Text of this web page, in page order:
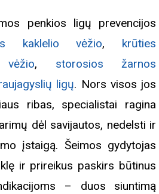
penkios ligų prevencijos
kaklelio vėžio,
krūties
,
storosios žarnos
ligų. Nors visos jos
ribas, specialistai ragina
dėl savijautos, nedelsti ir
įstaigą. Šeimos gydytojas
ir prireikus paskirs būtinus
– duos siuntimą